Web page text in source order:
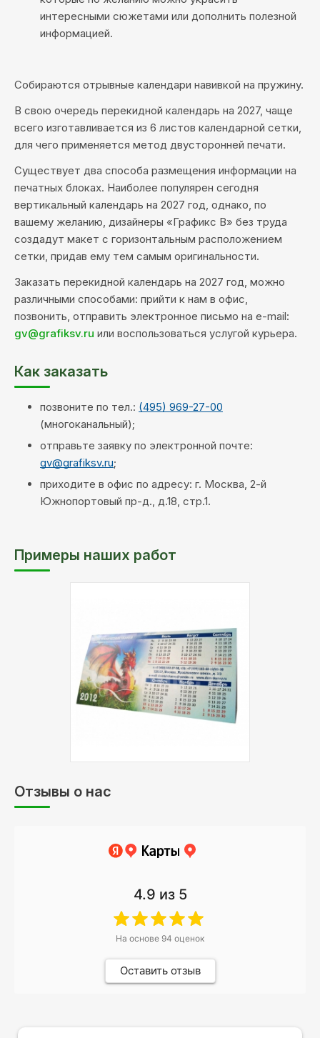
интересными сюжетами или дополнить полезной
информацией.
Собираются отрывные календари навивкой на пружину.
В свою очередь перекидной календарь на 2027, чаще
всего изготавливается из 6 листов календарной сетки,
для чего применяется метод двусторонней печати.
Существует два способа размещения информации на
печатных блоках. Наиболее популярен сегодня
вертикальный календарь на 2027 год, однако, по
вашему желанию, дизайнеры «Графикс В» без труда
создадут макет с горизонтальным расположением
сетки, придав ему тем самым оригинальности.
Заказать перекидной календарь на 2027 год, можно
различными способами: прийти к нам в офис,
позвонить, отправить электронное письмо на e-mail:
gv@grafiksv.ru или воспользоваться услугой курьера.
Как заказать
позвоните по тел.: (495) 969-27-00
(многоканальный);
отправьте заявку по электронной почте:
gv@grafiksv.ru;
приходите в офис по адресу: г. Москва, 2-й
Южнопортовый пр-д., д.18, стр.1.
Примеры наших работ
печати:
Цифровая печать
Цветность:4+0 - цветная печать
с одной стороны
Обработка:биговка, склейка
бумага 300 гр, матоая
Отзывы о нас
4.9 из 5
На основе 94 оценок
Оставить отзыв